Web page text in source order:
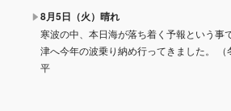
8月5日（火）晴れ
寒波の中、本日海が落ち着く予報という事
津へ今年の波乗り納め行ってきました。
平